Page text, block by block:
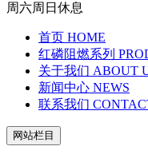
周六周日休息
首页 HOME
红磷阻燃系列
关于我们 ABOUT
新闻中心 NEWS
联系我们
网站栏目